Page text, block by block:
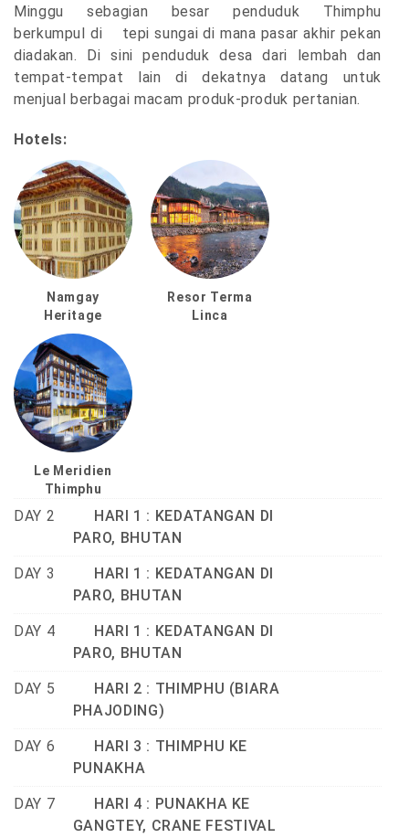
Minggu sebagian besar penduduk Thimphu
berkumpul di tepi sungai di mana pasar akhir pekan
diadakan. Di sini penduduk desa dari lembah dan
tempat-tempat lain di dekatnya datang untuk
menjual berbagai macam produk-produk pertanian.
Hotels:
Namgay
Heritage
Resor Terma
Linca
Le Meridien
Thimphu
DAY 2
HARI 1 : KEDATANGAN DI
PARO, BHUTAN
DAY 3
HARI 1 : KEDATANGAN DI
PARO, BHUTAN
DAY 4
HARI 1 : KEDATANGAN DI
PARO, BHUTAN
DAY 5
HARI 2 : THIMPHU (BIARA
PHAJODING)
DAY 6
HARI 3 : THIMPHU KE
PUNAKHA
DAY 7
HARI 4 : PUNAKHA KE
GANGTEY, CRANE FESTIVAL